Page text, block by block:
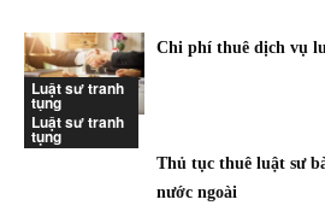
Luật sư tranh
tụng
Chi phí thuê dịch vụ
Luật sư tranh
tụng
Thủ tục thuê luật sư
nước ngoài